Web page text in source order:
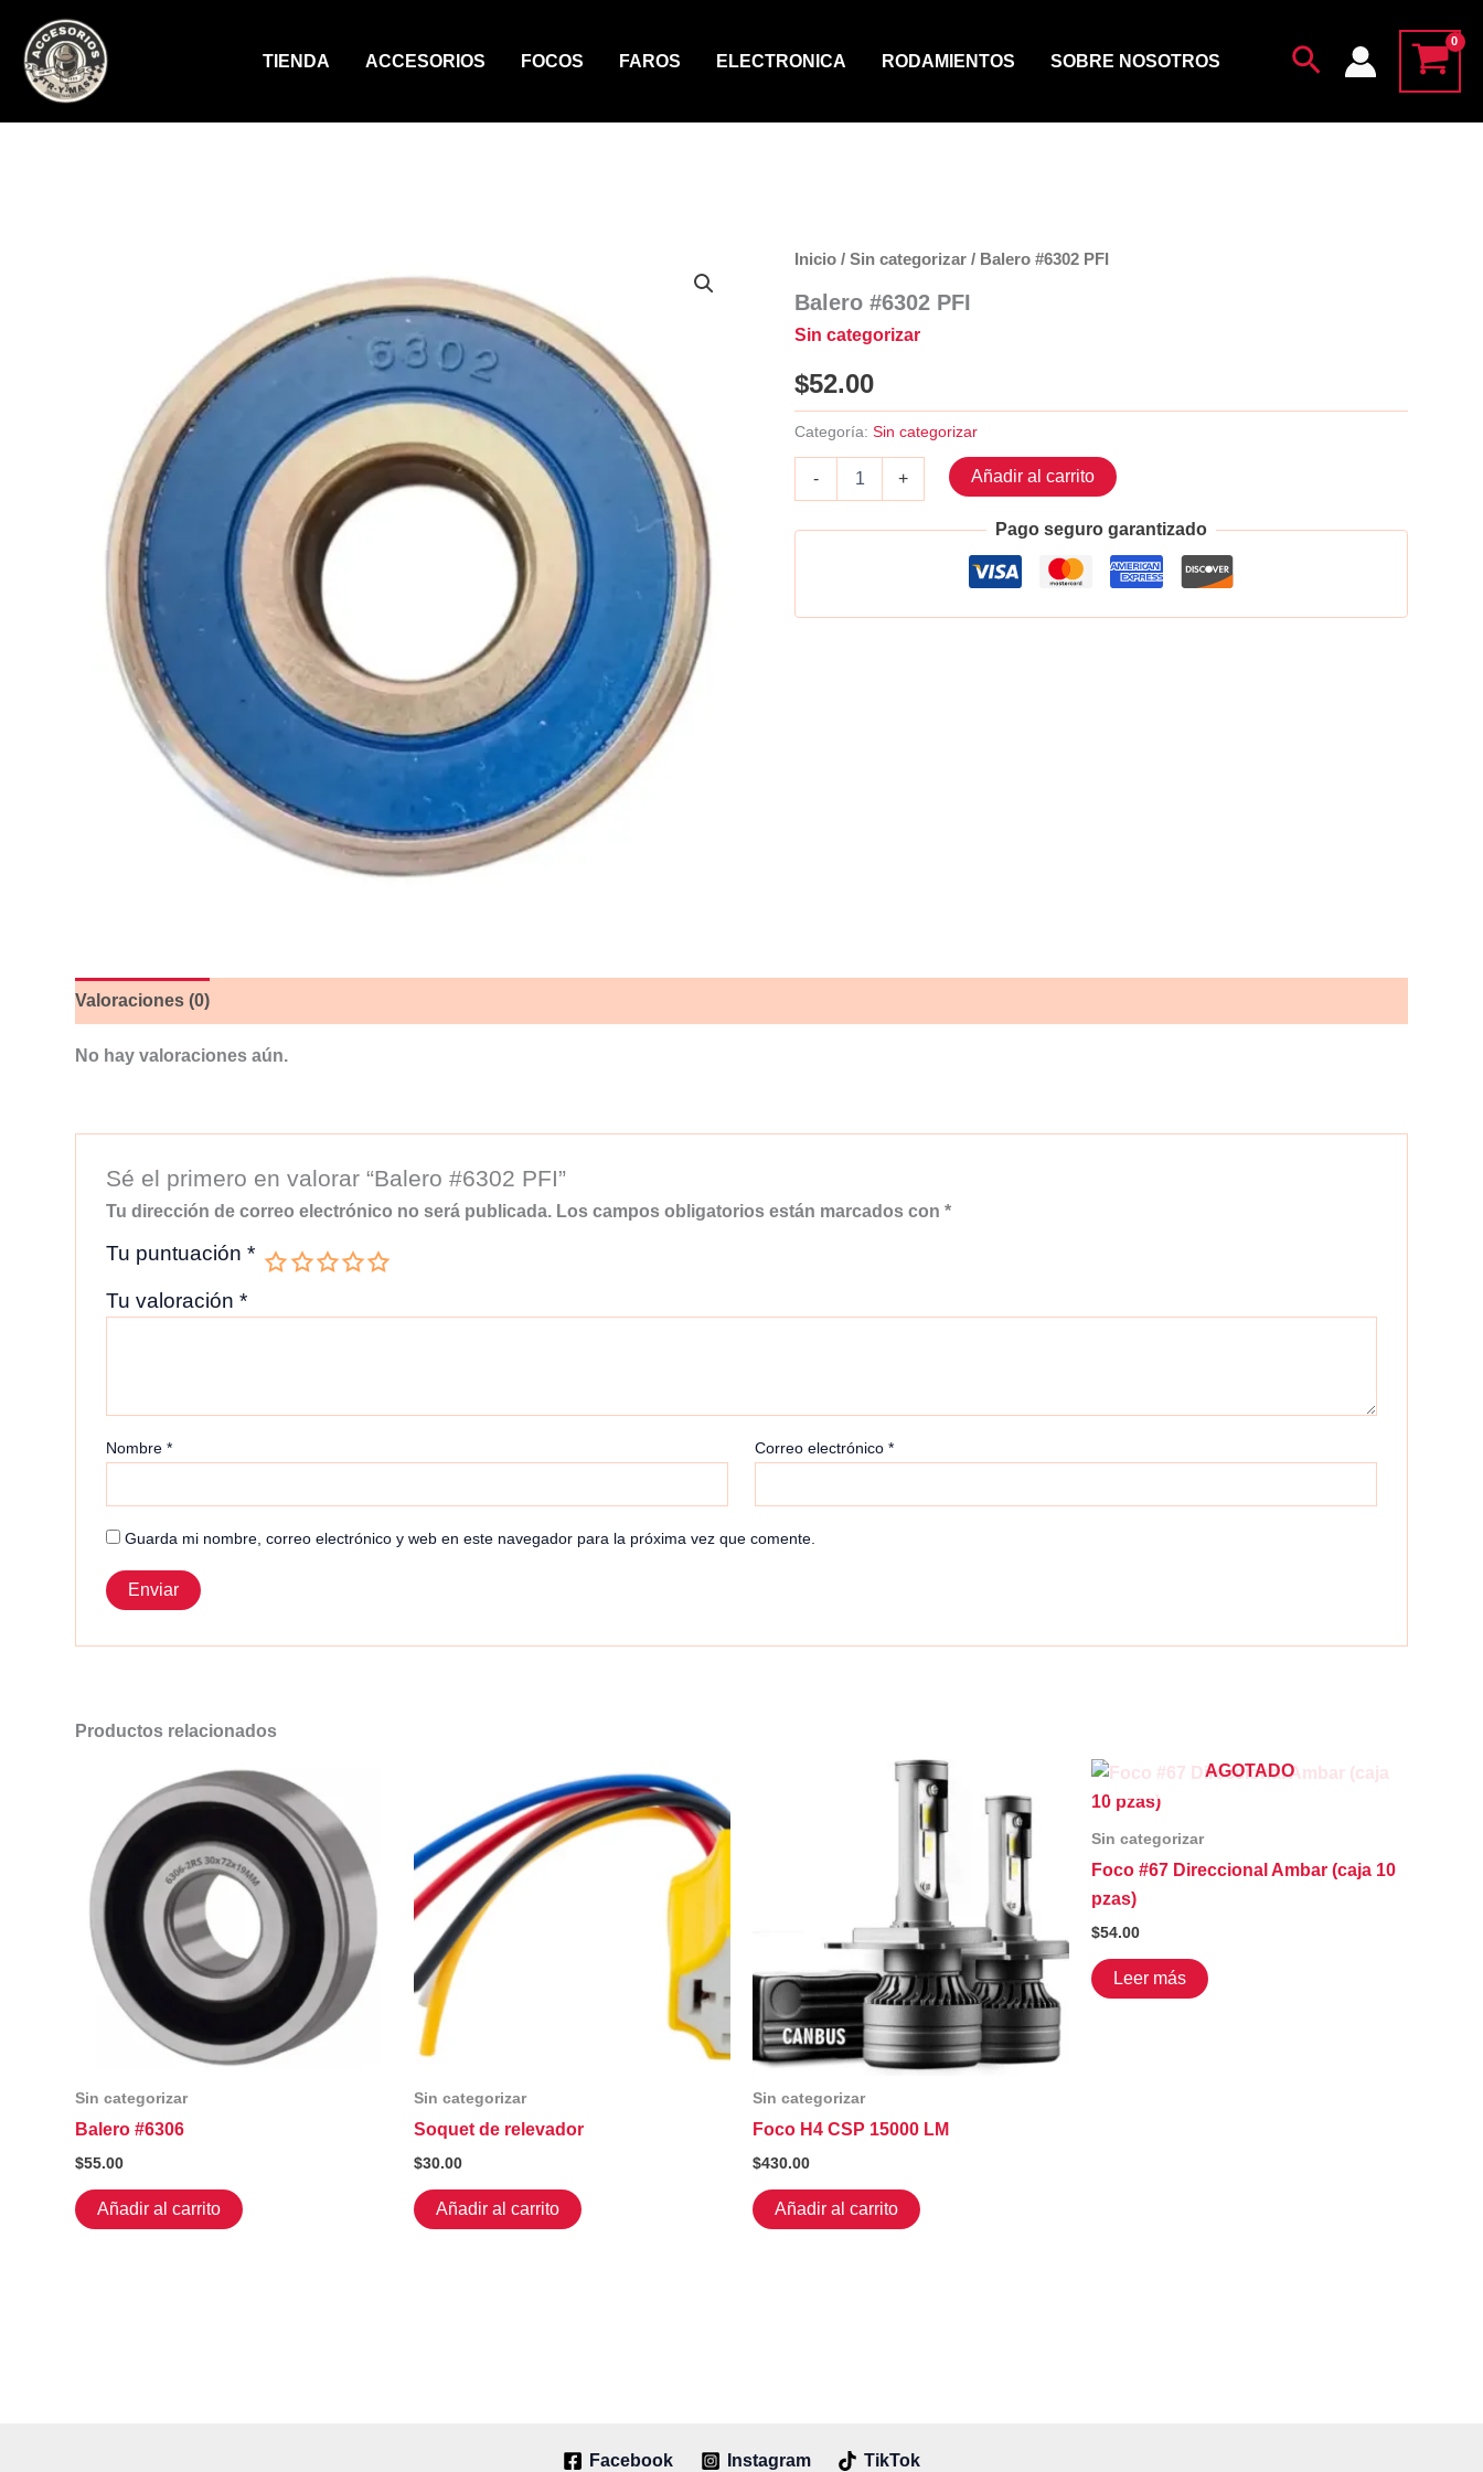
contenido
TIENDA ACCESORIOS FOCOS FAROS ELECTRONICA RODAMIENTOS SOBRE NOSOTROS Buscar
Inicio /Sin categorizar / Balero #6302 PFI
Balero #6302 PFI
Sin categorizar
$52.00
Categoría:Sin categorizar
-
cantidad
+ Añadir al carrito
Pago seguro garantizado
Valoraciones (0)
No hay valoraciones aún.
Sé el primero en valorar “Balero #6302 PFI”
Tu dirección de correo electrónico no será publicada. Los campos obligatorios están marcados con *
Tu puntuación *
Tu valoración *
Nombre * Correo electrónico *
Guarda mi nombre, correo electrónico y web en este navegador para la próxima vez que comente.
Productos relacionados
Sin categorizar
Balero #6306
$55.00
Añadir al carrito
Sin categorizar
Soquet de relevador
$30.00
Añadir al carrito
Sin categorizar
Foco H4 CSP 15000 LM
$430.00
Añadir al carrito
AGOTADO
Sin categorizar
Foco #67 Direccional Ambar (caja 10
pzas)
$54.00
Leer más
Facebook Instagram TikTok